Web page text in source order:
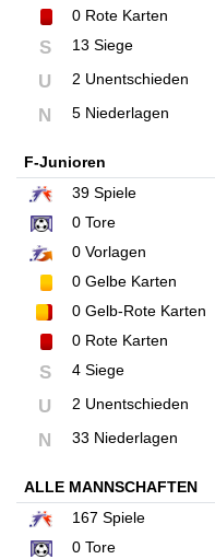
0 Rote Karten
S 13 Siege
U 2 Unentschieden
N 5 Niederlagen
F-Junioren
39 Spiele
0 Tore
0 Vorlagen
0 Gelbe Karten
0 Gelb-Rote Karten
0 Rote Karten
S 4 Siege
U 2 Unentschieden
N 33 Niederlagen
ALLE MANNSCHAFTEN
167 Spiele
0 Tore